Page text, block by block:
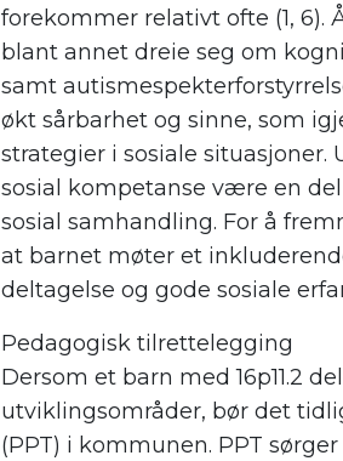
forekommer relativt ofte (1, 6).
blant annet dreie seg om
samt
økt sårbarhet og sinne, som
strategier i sosiale
sosial kompetanse være en
sosial samhandling. For å
at barnet møter et
deltagelse og gode sosiale
Pedagogisk tilrettelegging
Dersom et barn med 16p11.2
utviklingsområder, bør det
(PPT) i kommunen. PPT